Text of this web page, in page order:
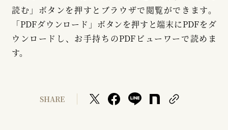
読む」ボタンを押すとブラウザで閲覧ができます。
「PDFダウンロード」ボタンを押すと端末にPDFをダ
ウンロードし、お手持ちのPDFビューワーで読めま
す。
SHARE